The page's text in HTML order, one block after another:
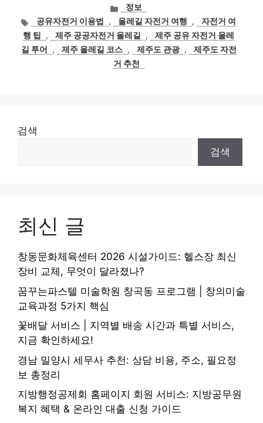
카
테
고
리
정보
태
그
공유자전거 이용법 , 올레길 자전거 여행 ,
자전거 여
행 팁
, 제주 공공자전거 올레길 ,
제주 공유 자전거 올레
길 투어
, 제주 올레길 코스 , 제주도 관광 ,
제주도 자전
거 추천
검색
검색
최신 글
창동문화체육센터 2026 시설가이드: 헬스장 최신
장비 교체, 무엇이 달라졌나?
꿈꾸는파스텔 미술학원 창곡동 프로그램 | 창의미술
교육과정 5가지 핵심
꽃배달 서비스 | 지역별 배송 시간과 특별 서비스,
지금 확인하세요!
경남 밀양시 세무사 추천: 상담 비용, 주소, 필요정
보 총정리
지방행정공제회 홈페이지 회원 서비스: 지방공무원
복지 혜택 & 온라인 대출 신청 가이드